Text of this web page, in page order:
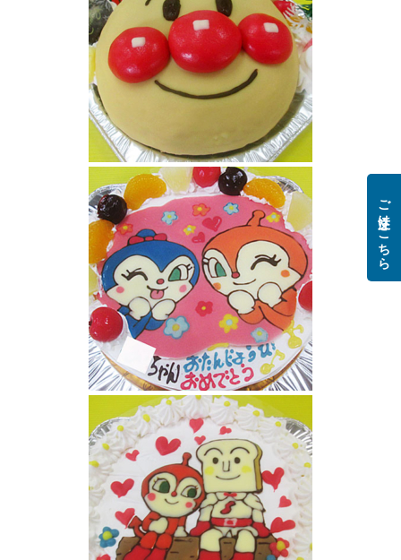
アンパンマン顔立体ケーキ
ご注文はこちら